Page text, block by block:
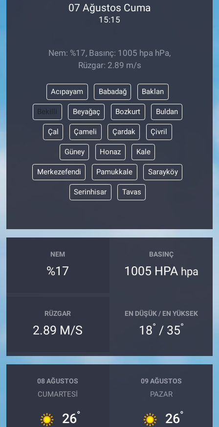
07 Ağustos Cuma
15:15
Nem: %17, Basınç: 1005 hpa hPa,
Rüzgar: 2.89 m/s
Acıpayam Babadağ Baklan
Bekilli Beyağaç Bozkurt Buldan
Çal Çameli Çardak Çivril
Güney Honaz Kale
Merkezefendi Pamukkale Sarayköy
Serinhisar Tavas
NEM
%17
BASINÇ
1005 HPA hpa
RÜZGAR
2.89 M/S
EN DÜŞÜK / EN YÜKSEK
18° / 35°
08 AĞUSTOS
CUMARTESI
26°
09 AĞUSTOS
PAZAR
26°